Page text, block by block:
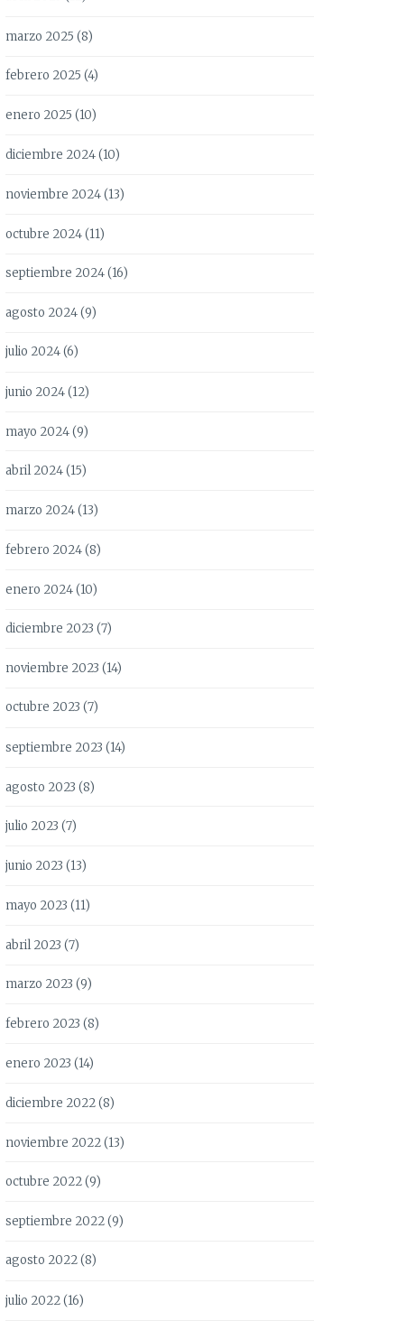
marzo 2025 (8)
febrero 2025 (4)
enero 2025 (10)
diciembre 2024(10)
noviembre 2024(13)
octubre 2024(11)
septiembre 2024(16)
agosto 2024(9)
julio 2024(6)
junio 2024(12)
mayo 2024(9)
abril 2024(15)
marzo 2024(13)
febrero 2024(8)
enero 2024(10)
diciembre 2023 (7)
noviembre 2023 (14)
octubre 2023 (7)
septiembre 2023 (14)
agosto 2023 (8)
julio 2023 (7)
junio 2023 (13)
mayo 2023 (11)
abril 2023 (7)
marzo 2023 (9)
febrero 2023 (8)
enero 2023 (14)
diciembre 2022(8)
noviembre 2022(13)
octubre 2022(9)
septiembre 2022(9)
agosto 2022(8)
julio 2022(16)